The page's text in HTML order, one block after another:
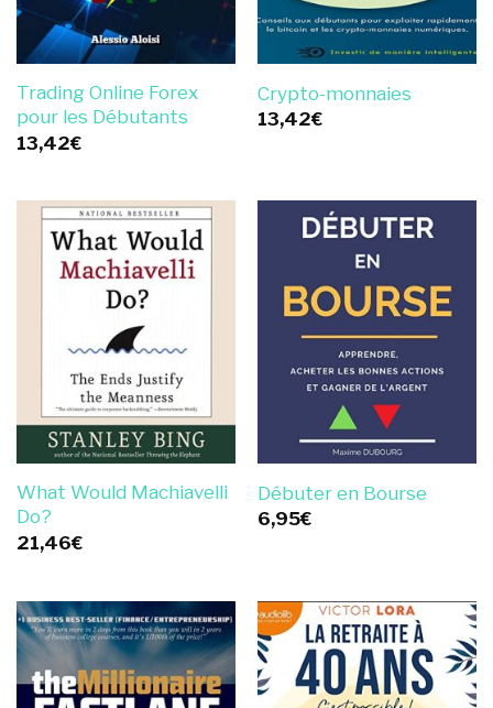
Trading Online Forex
pour les Débutants
13,42€
Crypto-monnaies
13,42€
What Would Machiavelli
Do?
21,46€
Débuter en Bourse
6,95€